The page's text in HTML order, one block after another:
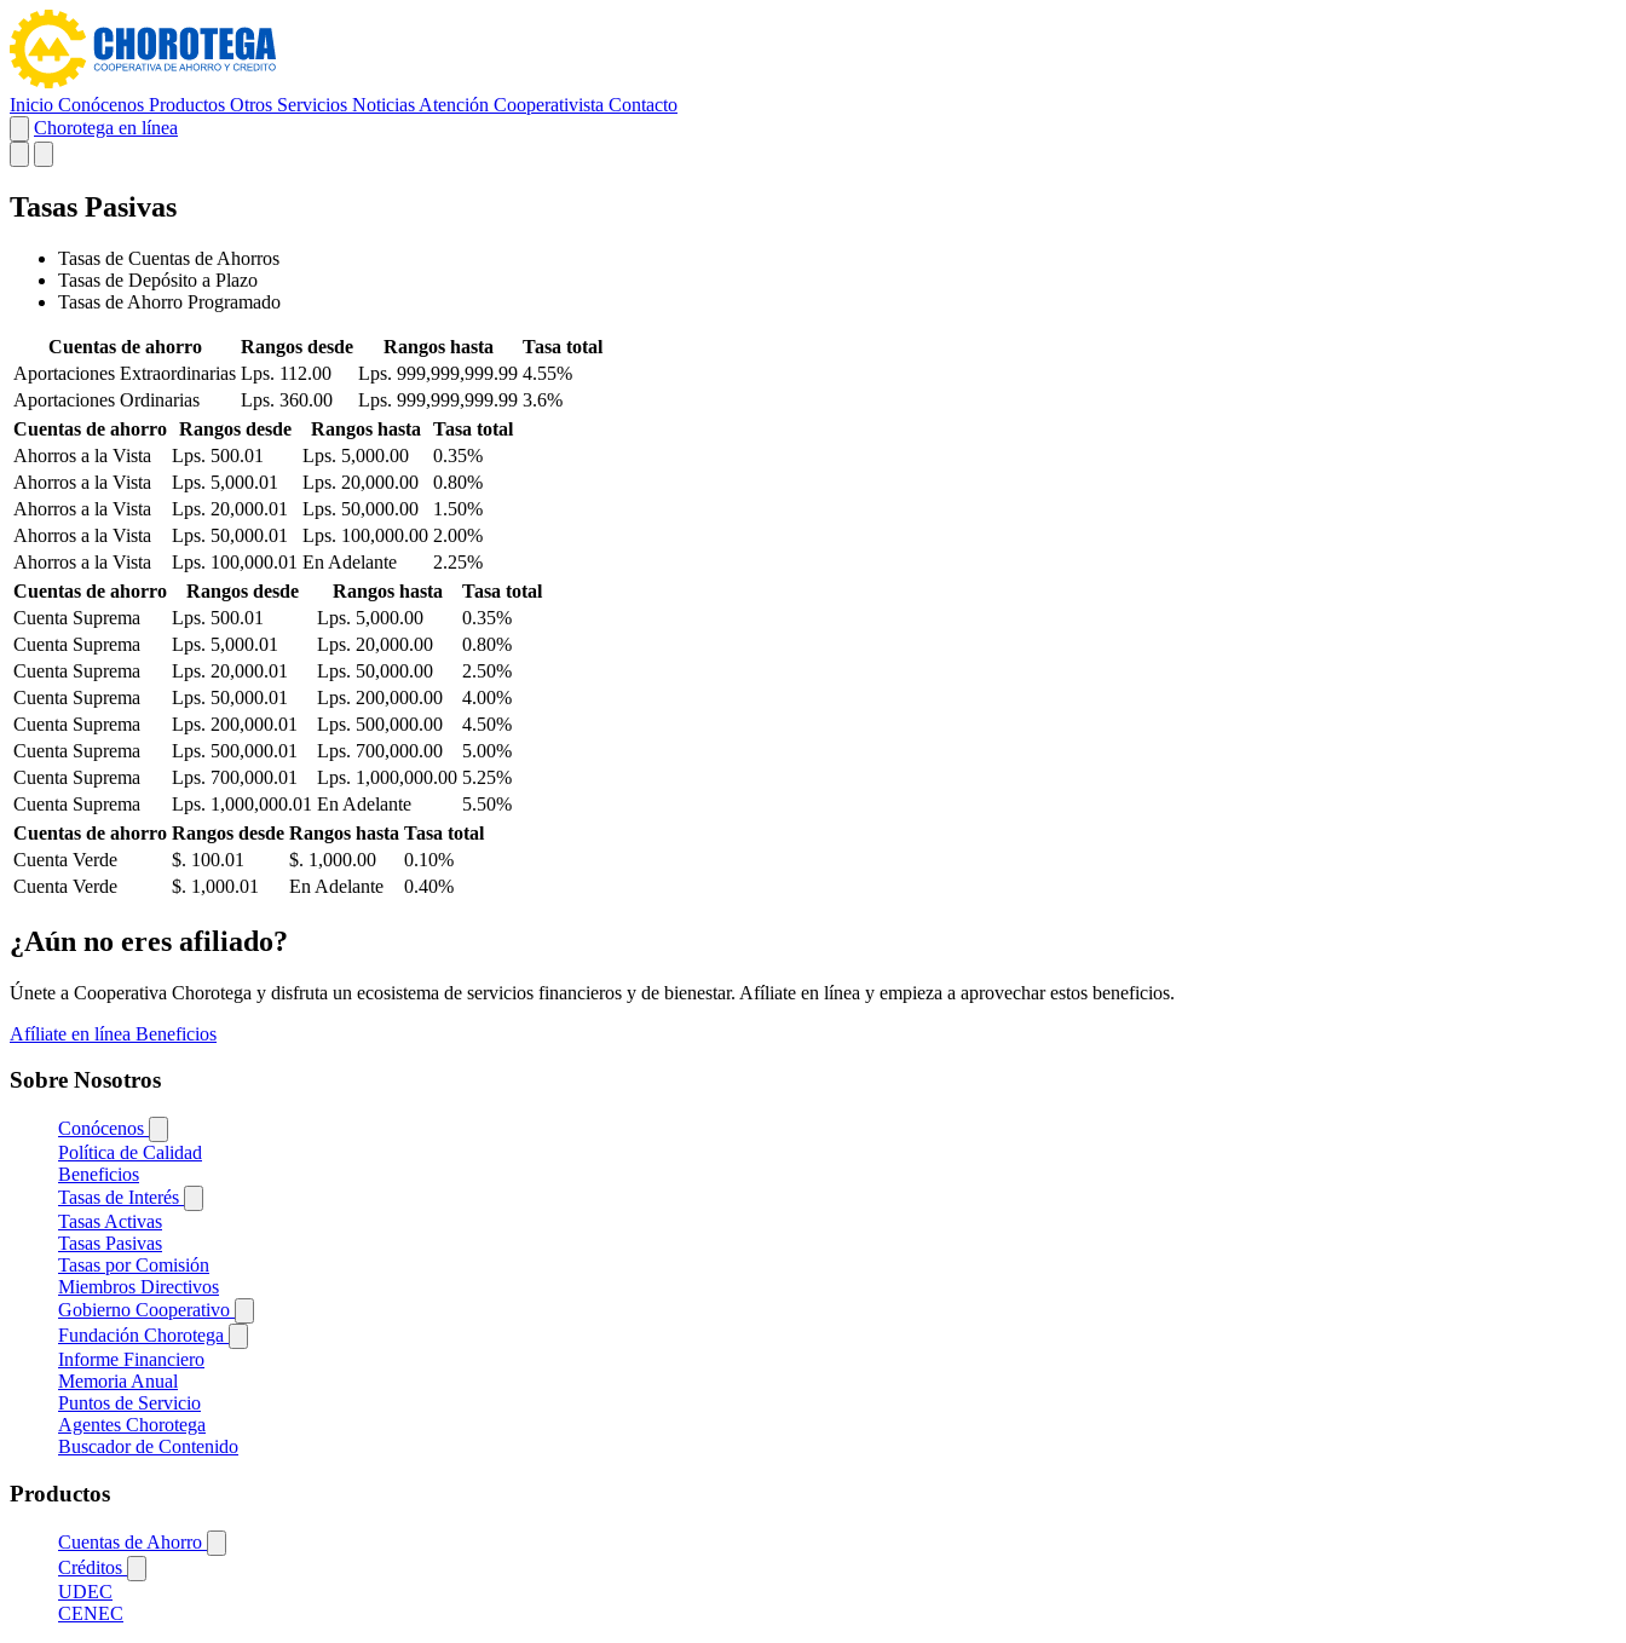
Inicio Conócenos Productos Otros Servicios Noticias Atención Cooperativista Contacto
Chorotega en línea
Tasas Pasivas
Tasas de Cuentas de Ahorros
Tasas de Depósito a Plazo
Tasas de Ahorro Programado
Cuentas de ahorro Rangos desde Rangos hasta
Tasa total
Aportaciones Extraordinarias Lps. 112.00 Lps. 999,999,999.99 4.55%
Aportaciones Ordinarias
Lps. 360.00 Lps. 999,999,999.99 3.6%
Cuentas de ahorro Rangos desde Rangos hasta
Tasa total
Ahorros a la Vista
Lps. 500.01 Lps. 5,000.00
0.35%
Ahorros a la Vista
Lps. 5,000.01 Lps. 20,000.00
0.80%
Ahorros a la Vista
Lps. 20,000.01 Lps. 50,000.00
1.50%
Ahorros a la Vista
Lps. 50,000.01 Lps. 100,000.00 2.00%
Ahorros a la Vista
Lps. 100,000.01 En Adelante
2.25%
Cuentas de ahorro
Rangos desde Rangos hasta
Tasa total
Cuenta Suprema
Lps. 500.01 Lps. 5,000.00
0.35%
Cuenta Suprema
Lps. 5,000.01 Lps. 20,000.00
0.80%
Cuenta Suprema
Lps. 20,000.01 Lps. 50,000.00
2.50%
Cuenta Suprema
Lps. 50,000.01 Lps. 200,000.00
4.00%
Cuenta Suprema
Lps. 200,000.01 Lps. 500,000.00
4.50%
Cuenta Suprema
Lps. 500,000.01 Lps. 700,000.00
5.00%
Cuenta Suprema
Lps. 700,000.01 Lps. 1,000,000.00 5.25%
Cuenta Suprema
Lps. 1,000,000.01 En Adelante
5.50%
Cuentas de ahorro Rangos desde Rangos hasta Tasa total
Cuenta Verde
$. 100.01 $. 1,000.00
0.10%
Cuenta Verde
$. 1,000.01 En Adelante 0.40%
¿Aún no eres afiliado?
Únete a Cooperativa Chorotega y disfruta un ecosistema de servicios financieros y de bienestar. Afíliate en línea y empieza a aprovechar estos beneficios.
Afíliate en línea Beneficios
Sobre Nosotros
Conócenos
Política de Calidad
Beneficios
Tasas de Interés
Tasas Activas
Tasas Pasivas
Tasas por Comisión
Miembros Directivos
Gobierno Cooperativo
Fundación Chorotega
Informe Financiero
Memoria Anual
Puntos de Servicio
Agentes Chorotega
Buscador de Contenido
Productos
Cuentas de Ahorro
Créditos
UDEC
CENEC